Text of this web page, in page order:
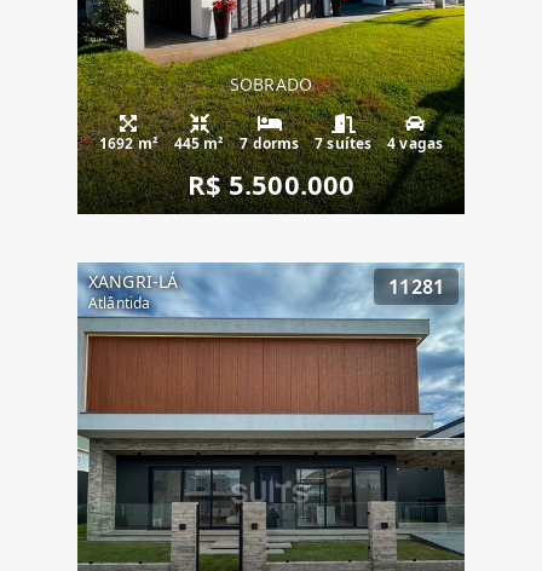
SOBRADO
1692 m² 445 m² 7 dorms 7 suítes 4 vagas
R$ 5.500.000
XANGRI-LÁ
Atlântida
11281